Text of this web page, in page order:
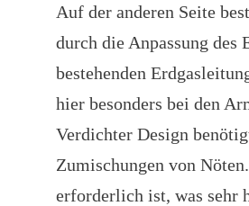
Auf der anderen Seite
durch die Anpassung des
bestehenden
hier besonders bei den
Verdichter Design
Zumischungen von
erforderlich ist, was sehr